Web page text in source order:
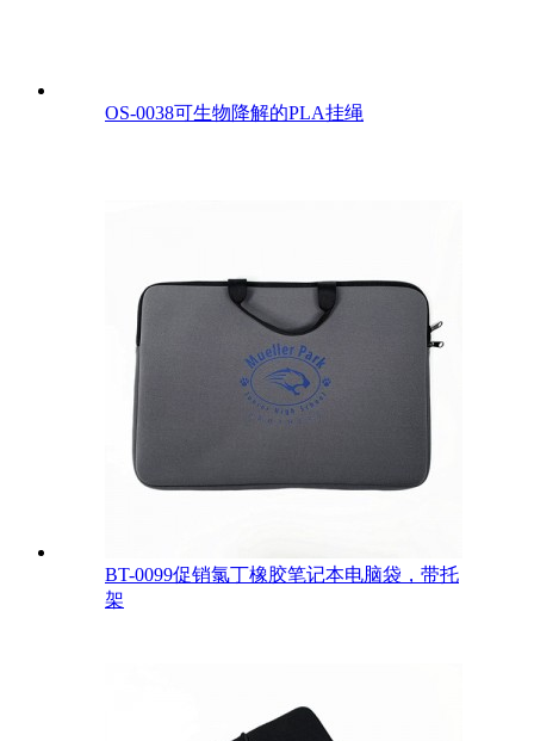
OS-0038可生物降解的PLA挂绳
BT-0099促销氯丁橡胶笔记本电脑袋，带托
架